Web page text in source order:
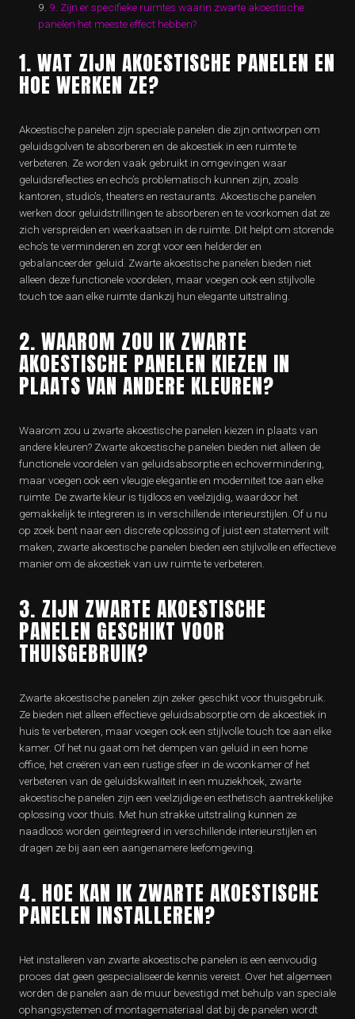
9. Zijn er specifieke ruimtes waarin zwarte akoestische
panelen het meeste effect hebben?
1. WAT ZIJN AKOESTISCHE PANELEN EN
HOE WERKEN ZE?
Akoestische panelen zijn speciale panelen die zijn ontworpen om
geluidsgolven te absorberen en de akoestiek in een ruimte te
verbeteren. Ze worden vaak gebruikt in omgevingen waar
geluidsreflecties en echo’s problematisch kunnen zijn, zoals
kantoren, studio’s, theaters en restaurants. Akoestische panelen
werken door geluidstrillingen te absorberen en te voorkomen dat ze
zich verspreiden en weerkaatsen in de ruimte. Dit helpt om storende
echo’s te verminderen en zorgt voor een helderder en
gebalanceerder geluid. Zwarte akoestische panelen bieden niet
alleen deze functionele voordelen, maar voegen ook een stijlvolle
touch toe aan elke ruimte dankzij hun elegante uitstraling.
2. WAAROM ZOU IK ZWARTE
AKOESTISCHE PANELEN KIEZEN IN
PLAATS VAN ANDERE KLEUREN?
Waarom zou u zwarte akoestische panelen kiezen in plaats van
andere kleuren? Zwarte akoestische panelen bieden niet alleen de
functionele voordelen van geluidsabsorptie en echovermindering,
maar voegen ook een vleugje elegantie en moderniteit toe aan elke
ruimte. De zwarte kleur is tijdloos en veelzijdig, waardoor het
gemakkelijk te integreren is in verschillende interieurstijlen. Of u nu
op zoek bent naar een discrete oplossing of juist een statement wilt
maken, zwarte akoestische panelen bieden een stijlvolle en effectieve
manier om de akoestiek van uw ruimte te verbeteren.
3. ZIJN ZWARTE AKOESTISCHE
PANELEN GESCHIKT VOOR
THUISGEBRUIK?
Zwarte akoestische panelen zijn zeker geschikt voor thuisgebruik.
Ze bieden niet alleen effectieve geluidsabsorptie om de akoestiek in
huis te verbeteren, maar voegen ook een stijlvolle touch toe aan elke
kamer. Of het nu gaat om het dempen van geluid in een home
office, het creëren van een rustige sfeer in de woonkamer of het
verbeteren van de geluidskwaliteit in een muziekhoek, zwarte
akoestische panelen zijn een veelzijdige en esthetisch aantrekkelijke
oplossing voor thuis. Met hun strakke uitstraling kunnen ze
naadloos worden geïntegreerd in verschillende interieurstijlen en
dragen ze bij aan een aangenamere leefomgeving.
4. HOE KAN IK ZWARTE AKOESTISCHE
PANELEN INSTALLEREN?
Het installeren van zwarte akoestische panelen is een eenvoudig
proces dat geen gespecialiseerde kennis vereist. Over het algemeen
worden de panelen aan de muur bevestigd met behulp van speciale
ophangsystemen of montagemateriaal dat bij de panelen wordt